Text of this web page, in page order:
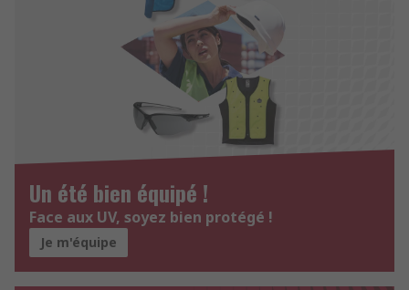
Un été bien équipé !
Face aux UV, soyez bien protégé !
Je m'équipe